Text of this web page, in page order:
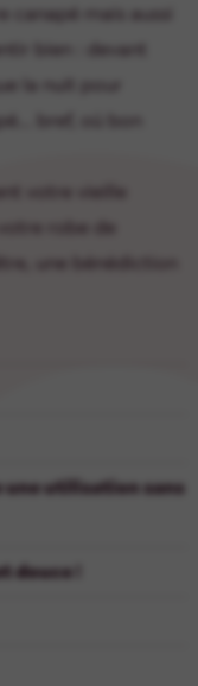
mais aussi
bien : devant
la nuit pour
bref, où bon
votre vieille
robe de
une bénédiction
utilisation sans
douce !